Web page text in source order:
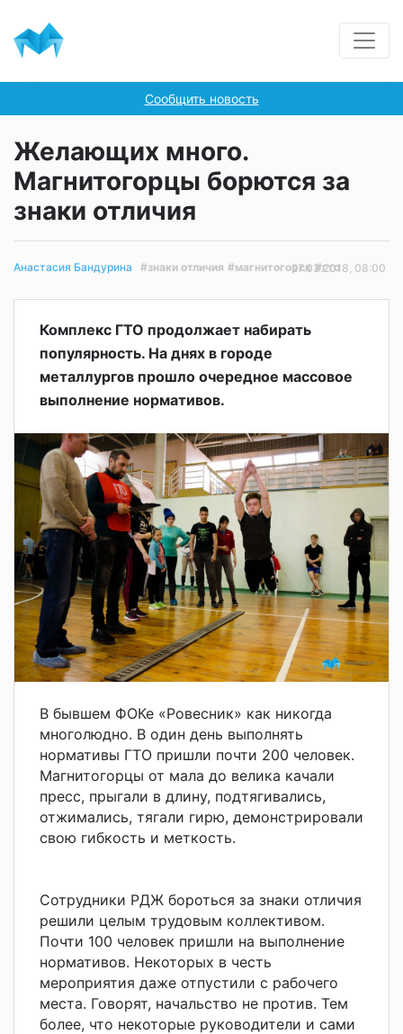
Сообщить новость
Желающих много.
Магнитогорцы борются за
знаки отличия
Анастасия Бандурина #знаки отличия #магнитогорск #гто
27.03.2018, 08:00
Комплекс ГТО продолжает набирать
популярность. На днях в городе
металлургов прошло очередное массовое
выполнение нормативов.
В бывшем ФОКе «Ровесник» как никогда
многолюдно. В один день выполнять
нормативы ГТО пришли почти 200 человек.
Магнитогорцы от мала до велика качали
пресс, прыгали в длину, подтягивались,
отжимались, тягали гирю, демонстрировали
свою гибкость и меткость.
Сотрудники РДЖ бороться за знаки отличия
решили целым трудовым коллективом.
Почти 100 человек пришли на выполнение
нормативов. Некоторых в честь
мероприятия даже отпустили с рабочего
места. Говорят, начальство не против. Тем
более, что некоторые руководители и сами